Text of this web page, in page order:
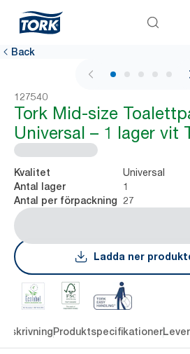
Back
1 / 5
127540
Tork Mid-size
Universal – 1 lager vit
Kvalitet Universal
Antal lager 1
Antal per förpackning 27
Ladda ner
Produktspecifikationer